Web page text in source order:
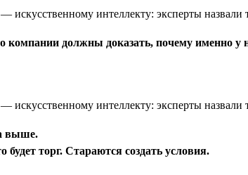
должны доказать, почему именно
выше.
торг. Стараются создать условия.